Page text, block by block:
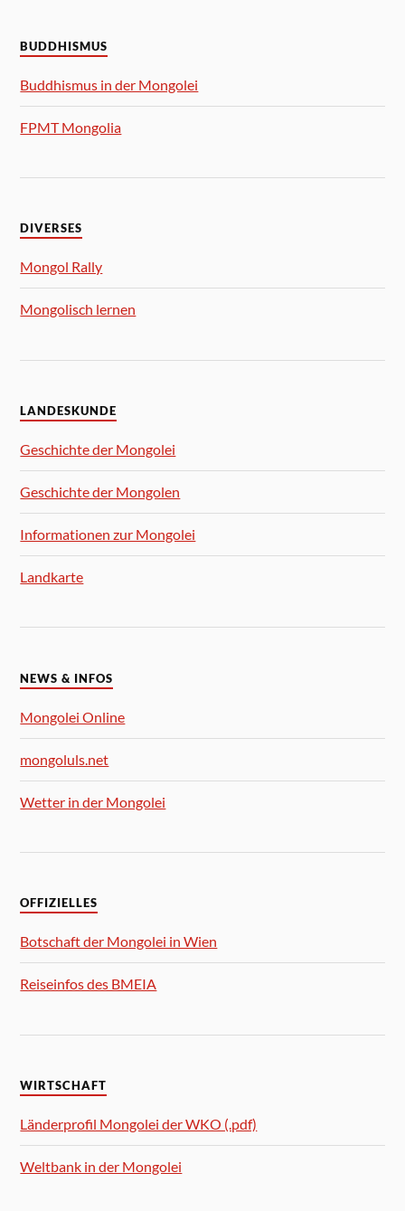
BUDDHISMUS
Buddhismus in der Mongolei
FPMT Mongolia
DIVERSES
Mongol Rally
Mongolisch lernen
LANDESKUNDE
Geschichte der Mongolei
Geschichte der Mongolen
Informationen zur Mongolei
Landkarte
NEWS & INFOS
Mongolei Online
mongoluls.net
Wetter in der Mongolei
OFFIZIELLES
Botschaft der Mongolei in Wien
Reiseinfos des BMEIA
WIRTSCHAFT
Länderprofil Mongolei der WKO (.pdf)
Weltbank in der Mongolei